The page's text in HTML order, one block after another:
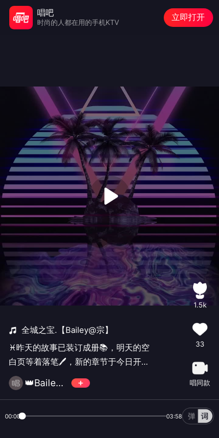
全城之宝.【Bailey@宗】
♓昨天的故事已装订成册📚，明天的空
白页等着落笔🖊️，新的章节于今日开
幕，Happy birthday to me！🎂愿自己
一年比一年更接近光✨
👑Bailey@宗
1.5k
33
唱同款
00:00 03:58
唱吧
时尚的人都在用的手机KTV
立即打开